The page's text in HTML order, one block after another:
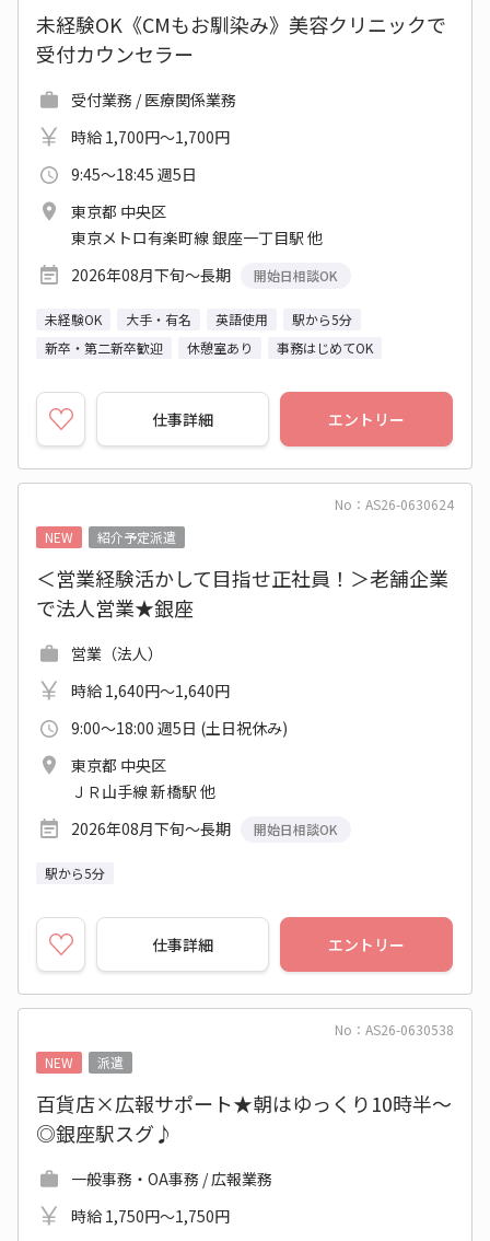
未経験OK《CMもお馴染み》美容クリニックで
受付カウンセラー
受付業務 / 医療関係業務
時給 1,700円～1,700円
9:45～18:45 週5日
東京都 中央区
東京メトロ有楽町線 銀座一丁目駅 他
2026年08月下旬～長期
開始日相談OK
未経験OK 大手・有名 英語使用
駅から5分
新卒・第二新卒歓迎
休憩室あり 事務はじめてOK
仕事詳細 エントリー
No：AS26-0630624
NEW
紹介予定派遣
＜営業経験活かして目指せ正社員！＞老舗企業
で法人営業★銀座
営業（法人）
時給 1,640円～1,640円
9:00～18:00 週5日 (土日祝休み)
東京都 中央区
ＪＲ山手線 新橋駅 他
2026年08月下旬～長期
開始日相談OK
駅から5分
仕事詳細 エントリー
No：AS26-0630538
NEW
派遣
百貨店×広報サポート★朝はゆっくり10時半～
◎銀座駅スグ♪
一般事務・OA事務 / 広報業務
時給 1,750円～1,750円